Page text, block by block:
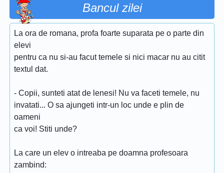
Bancul zilei
La ora de romana, profa foarte suparata pe o parte din
elevi
pentru ca nu si-au facut temele si nici macar nu au citit
textul dat.
- Copii, sunteti atat de lenesi! Nu va faceti temele, nu
invatati... O sa ajungeti intr-un loc unde e plin de
oameni
ca voi! Stiti unde?
La care un elev o intreaba pe doamna profesoara
zambind: